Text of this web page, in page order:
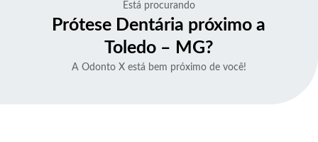
Está procurando
Prótese Dentária próximo a
Toledo – MG?
A Odonto X está bem próximo de você!